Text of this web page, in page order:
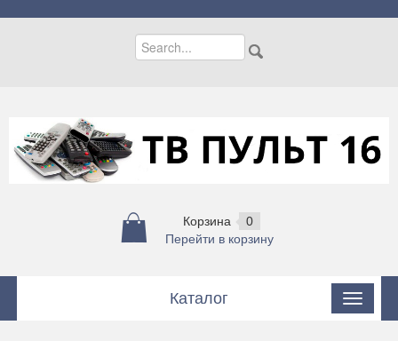
Корзина
0
Перейти в корзину
Каталог